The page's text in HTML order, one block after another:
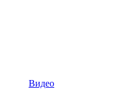
Видео